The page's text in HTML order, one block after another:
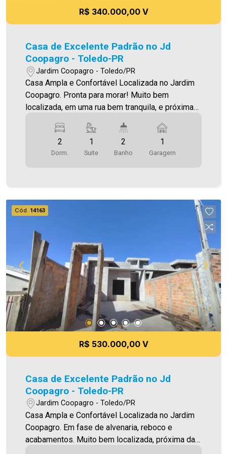
R$ 340.000,00 V
Casa de Excelente Padrão no Jd
Coopagro - Toledo-PR
Jardim Coopagro - Toledo/PR
Casa Ampla e Confortável Localizada no Jardim
Coopagro. Pronta para morar! Muito bem
localizada, em uma rua bem tranquila, e próxima
de estar - Cozinha (integrada com a sala de
estar) - 01 suíte - 01 quarto - 02 Banheiros
(social e suíte - com box) - Área de serviço
construída 60,00m² Área de terreno 145,00m²
Aproveite essa oportunidade! A hora de encontrar
o seu novo lar é agora! Imobiliária Ativa, sinta-se
em casa! As informações aqui prestadas são
verdadeiras, todavia, reservamo-nos o direito de
corrigir qualquer erro de digitação e ou ortografia,
bem como alteração dos preços e imagens.
Fotos meramente ilustrativas
2
Dorm.
1
Suite
2
Banho
1
Garagem
Cód. 14163
R$ 530.000,00 V
Casa de Excelente Padrão no Jd
Coopagro - Toledo-PR
Jardim Coopagro - Toledo/PR
Casa Ampla e Confortável Localizada no Jardim
Coopagro. Em fase de alvenaria, reboco e
acabamentos. Muito bem localizada, próxima da